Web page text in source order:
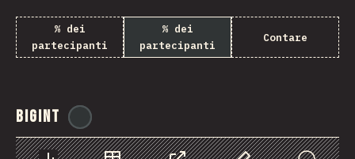
% dei
partecipanti
% dei
partecipanti
Contare
BigInt